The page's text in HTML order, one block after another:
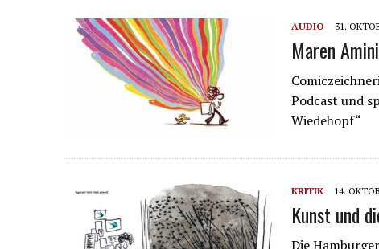
AUDIO 31.
Maren
Podcast und
Wiedehopf“
KRITIK 14.
Kunst und
Die